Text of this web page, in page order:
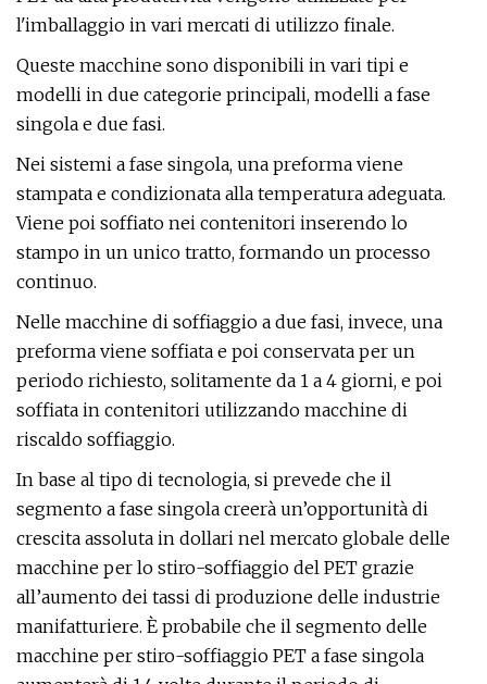
l'imballaggio in vari mercati di utilizzo finale.
Queste macchine sono disponibili in vari tipi e
modelli in due categorie principali, modelli a fase
singola e due fasi.
Nei sistemi a fase singola, una preforma viene
stampata e condizionata alla temperatura adeguata.
Viene poi soffiato nei contenitori inserendo lo
stampo in un unico tratto, formando un processo
continuo.
Nelle macchine di soffiaggio a due fasi, invece, una
preforma viene soffiata e poi conservata per un
periodo richiesto, solitamente da 1 a 4 giorni, e poi
soffiata in contenitori utilizzando macchine di
riscaldo soffiaggio.
In base al tipo di tecnologia, si prevede che il
segmento a fase singola creerà un’opportunità di
crescita assoluta in dollari nel mercato globale delle
macchine per lo stiro-soffiaggio del PET grazie
all’aumento dei tassi di produzione delle industrie
manifatturiere. È probabile che il segmento delle
macchine per stiro-soffiaggio PET a fase singola